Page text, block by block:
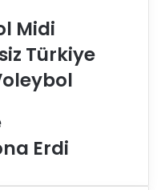
Midi
Türkiye
Erdi